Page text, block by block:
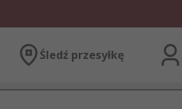
Śledź przesyłkę